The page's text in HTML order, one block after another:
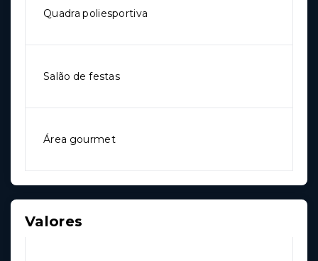
Quadra poliesportiva
Salão de festas
Área gourmet
Valores